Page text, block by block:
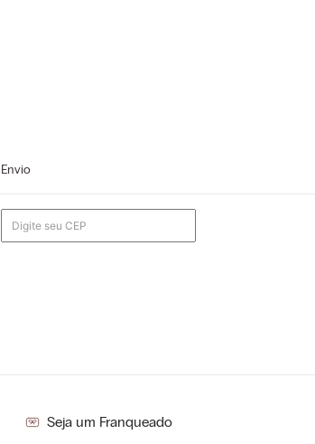
Envio
Seja um Franqueado